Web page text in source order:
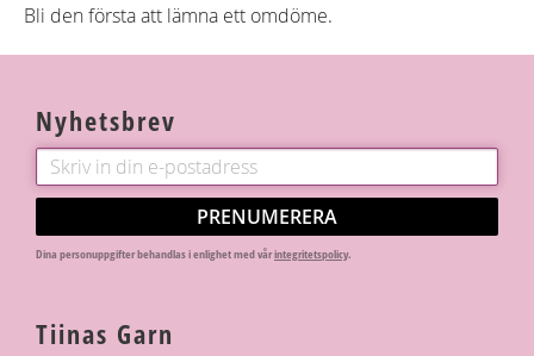
Bli den första att lämna ett omdöme.
Nyhetsbrev
PRENUMERERA
Dina personuppgifter behandlas i enlighet med vårintegritetspolicy.
Tiinas Garn